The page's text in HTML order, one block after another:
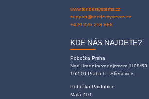
www.tendersystems.cz
support@tendersystems.cz
+420 226 258 888
KDE NÁS NAJDETE?
Pobočka Praha
Nad Hradním vodojemem 1108/53
162 00 Praha 6 - Střešovice
Pobočka Pardubice
Malá 210